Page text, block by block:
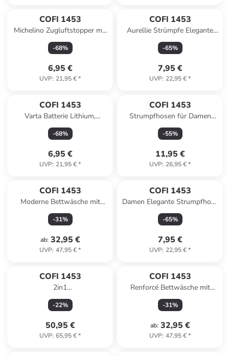
COFI 1453
Michelino Zugluftstopper mit
Doppeldichtung in Schwarz
96x3 cm in Schwarz
-68%
6,95 €
UVP: 21,95 €*
COFI 1453
Aurellie Strümpfe Elegante
Strumpfhose 20 DEN Tights
für jedes Outfit in Schwarz
-65%
7,95 €
UVP: 22,95 €*
COFI 1453
Varta Batterie Lithium,
Knopfzelle, CR2016, 3V - 4er-
Pack in Silber
-68%
6,95 €
UVP: 21,95 €*
COFI 1453
Strumpfhosen für Damen
blickdichte Strümpfe elastisch
und bequem in Graphit
-55%
11,95 €
UVP: 26,95 €*
COFI 1453
Moderne Bettwäsche mit
Reißverschluss in Reflection
Design in Grün
-31%
ab: 32,95 €
UVP: 47,95 €*
COFI 1453
Damen Elegante Strumpfhose
mit außergewöhnlicher
Elastizität in Natural
-65%
7,95 €
UVP: 22,95 €*
COFI 1453
2in1
Multifunktionsstaubsauger Pa
Stand- und Handstaubsauger
-22%
50,95 €
UVP: 65,95 €*
COFI 1453
Renforcé Bettwäsche mit
Reißverschluss, für Einzel-
und Doppelbett in Rosa
-31%
ab: 32,95 €
UVP: 47,95 €*